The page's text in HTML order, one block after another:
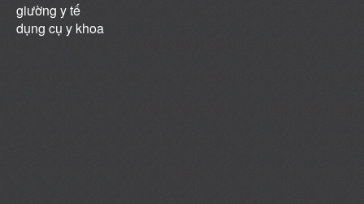
giường y tế
dụng cụ y khoa